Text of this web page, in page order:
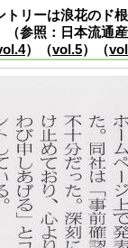
リーは浪花のド
（参照：日本流
）（vol.5）（